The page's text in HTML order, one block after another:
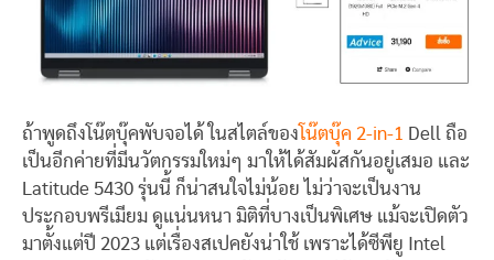
ถ้าพูดถึงโน๊ตบุ๊คพับจอได้ ในสไตล์ของโน๊ตบุ๊ค 2-in-1
Dell ถือ
เป็นอีกค่ายที่มีนวัตกรรมใหม่ๆ มาให้ได้สัมผัสกันอยู่เสมอ และ
Latitude 5430 รุ่นนี้ ก็น่าสนใจไม่น้อย ไม่ว่าจะเป็นงาน
ประกอบพรีเมียม ดูแน่นหนา มิติที่บางเป็นพิเศษ แม้จะเปิดตัว
มาตั้งแต่ปี 2023 แต่เรื่องสเปคยังน่าใช้ เพราะได้ซีพียู Intel